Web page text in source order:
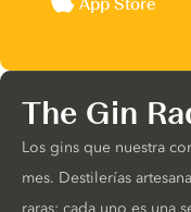
App Store
The Gin
Los gins que nuestra
mes. Destilerías
raras: cada uno es una